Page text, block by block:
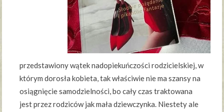
przedstawiony wątek nadopiekuńczości rodzicielskiej, w
którym dorosła kobieta, tak właściwie nie ma szansy na
osiągnięcie samodzielności, bo cały czas traktowana
jest przez rodziców jak mała dziewczynka. Niestety ale